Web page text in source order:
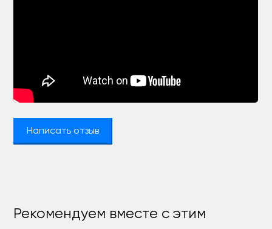
Написать отзыв
Рекомендуем вместе с этим